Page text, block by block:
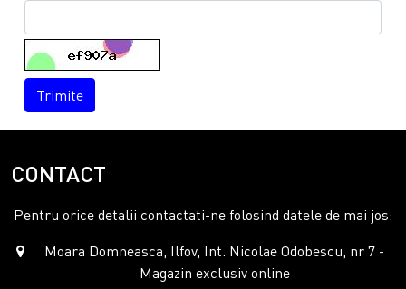
Trimite
CONTACT
Pentru orice detalii contactati-ne folosind datele de mai jos:
Moara Domneasca, Ilfov, Int. Nicolae Odobescu, nr 7 -
Magazin exclusiv online